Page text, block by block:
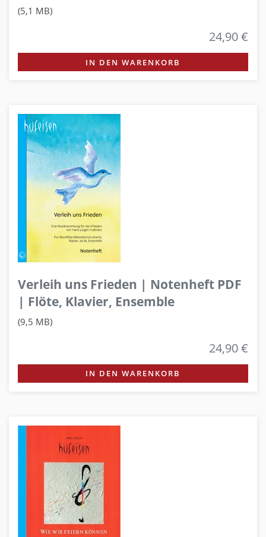
(5,1 MB)
24,90 €
IN DEN WARENKORB
Verleih uns Frieden | Notenheft PDF
| Flöte, Klavier, Ensemble
(9,5 MB)
24,90 €
IN DEN WARENKORB